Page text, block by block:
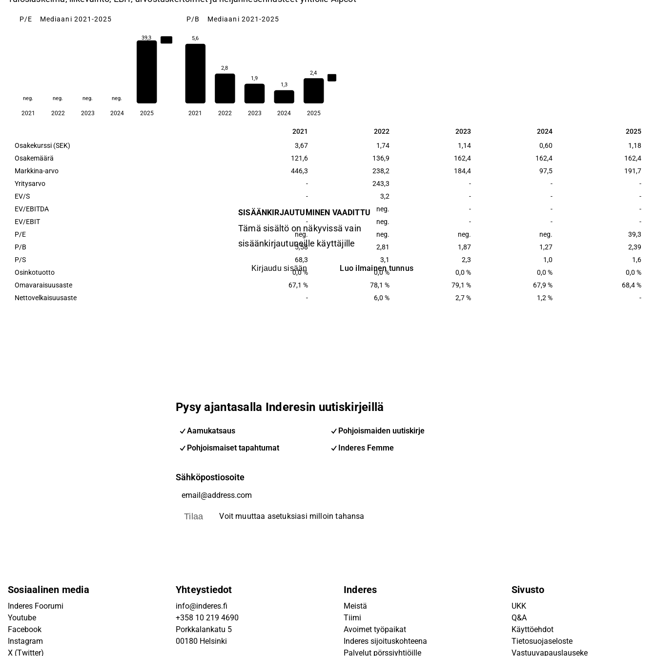
P/E Mediaani 2021-2025
neg. neg. neg. neg.
39,3
2021 2022 2023 2024 2025
P/B Mediaani 2021-2025
5,6
2,8
1,9
1,3
2,4
2021 2022 2023 2024 2025
2021 2022 2023 2024 2025
2021 2022 2023 2024
2025
Osakekurssi (SEK)
3,67 1,74 1,14 0,60
1,18
Osakemäärä
121,6 136,9 162,4 162,4
162,4
Markkina-arvo
446,3 238,2 184,4 97,5
191,7
Yritysarvo
- 243,3 - -
-
EV/S
- 3,2 - -
-
EV/EBITDA
- neg. - -
-
EV/EBIT
- neg. - -
-
P/E
neg. neg. neg. neg.
39,3
P/B
5,58 2,81 1,87 1,27
2,39
P/S
68,3 3,1 2,3 1,0
1,6
Osinkotuotto
0,0 % 0,0 % 0,0 % 0,0 %
0,0 %
Omavaraisuusaste
67,1 % 78,1 % 79,1 % 67,9 %
68,4 %
Nettovelkaisuusaste
- 6,0 % 2,7 % 1,2 % -
SISÄÄNKIRJAUTUMINEN VAADITTU
Tämä sisältö on näkyvissä vain
sisäänkirjautuneille käyttäjille
Kirjaudu sisään Luo ilmainen tunnus
Pysy ajantasalla Inderesin uutiskirjeillä
Aamukatsaus
Pohjoismaiden uutiskirje
Pohjoismaiset tapahtumat
Inderes Femme
Sähköpostiosoite
Tilaa Voit muuttaa asetuksiasi milloin tahansa
Sosiaalinen media
Inderes Foorumi
Youtube
Facebook
Instagram
X (Twitter)
Yhteystiedot
info@inderes.fi
+358 10 219 4690
Porkkalankatu 5
00180 Helsinki
Inderes
Meistä
Tiimi
Avoimet työpaikat
Inderes sijoituskohteena
Palvelut pörssiyhtiöille
Sivusto
UKK
Q&A
Käyttöehdot
Tietosuojaseloste
Vastuuvapauslauseke